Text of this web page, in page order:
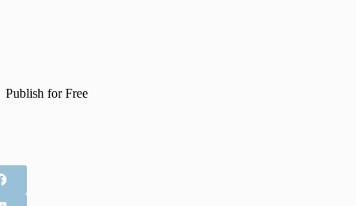
Publish for Free